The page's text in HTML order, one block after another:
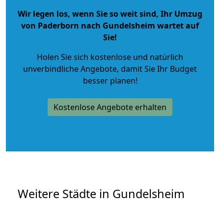
Wir legen los, wenn Sie so weit sind, Ihr Umzug
von Paderborn nach Gundelsheim wartet auf
Sie!
Holen Sie sich kostenlose und natürlich
unverbindliche Angebote, damit Sie Ihr Budget
besser planen!
Kostenlose Angebote erhalten
Weitere Städte in Gundelsheim